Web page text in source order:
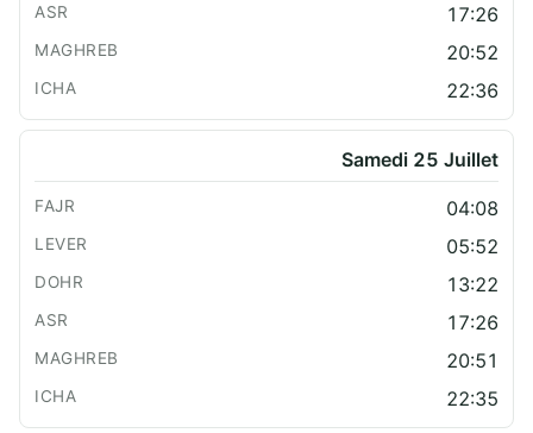
17:26
20:52
22:36
Samedi 25 Juillet
04:08
05:52
13:22
17:26
20:51
22:35